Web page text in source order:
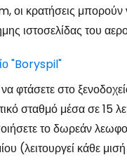
οι κρατήσεις μπορούν
ιστοσελίδας του
"Boryspil"
φτάσετε στο
σταθμό μέσα σε 15
το δωρεάν
(λειτουργεί κάθε